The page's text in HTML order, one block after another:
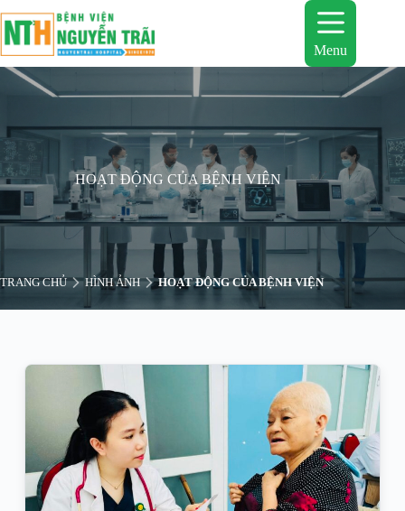
đến
phần
nội
dung
Menu
HOẠT ĐỘNG CỦA BỆNH VIỆN
TRANG CHỦ HÌNH ẢNH HOẠT ĐỘNG CỦA BỆNH VIỆN